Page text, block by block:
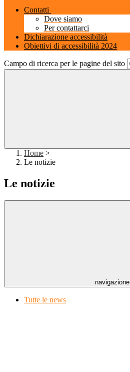
Contatti
Dove siamo
Per contattarci
Dichiarazione accessibilità
Obiettivi di accessibilità 2024
Campo di ricerca per le pagine del sito
Home >
Le notizie
Le notizie
navigazione
Tutte le news